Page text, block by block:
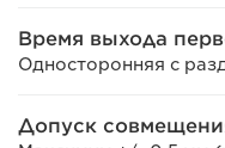
Время выхода
Односторонняя с
Допуск